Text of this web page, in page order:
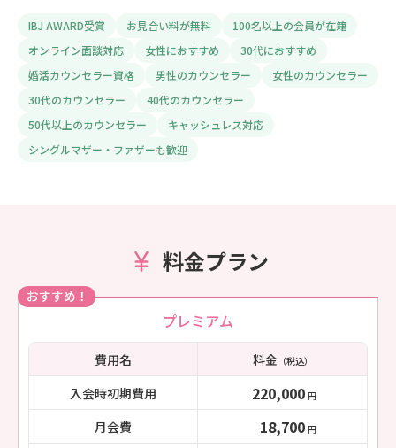
IBJ AWARD受賞 お見合い料が無料
100名以上の会員が在籍
オンライン面談対応
女性におすすめ
30代におすすめ
婚活カウンセラー資格
男性のカウンセラー
女性のカウンセラー
30代のカウンセラー
40代のカウンセラー
50代以上のカウンセラー
キャッシュレス対応
シングルマザー・ファザーも歓迎
料金プラン
おすすめ！
プレミアム
費用名 料金（税込）
入会時初期費用 220,000 円
月会費 18,700 円